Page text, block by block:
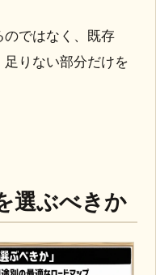
ではなく、既存
りない部分だけを
選ぶべきか